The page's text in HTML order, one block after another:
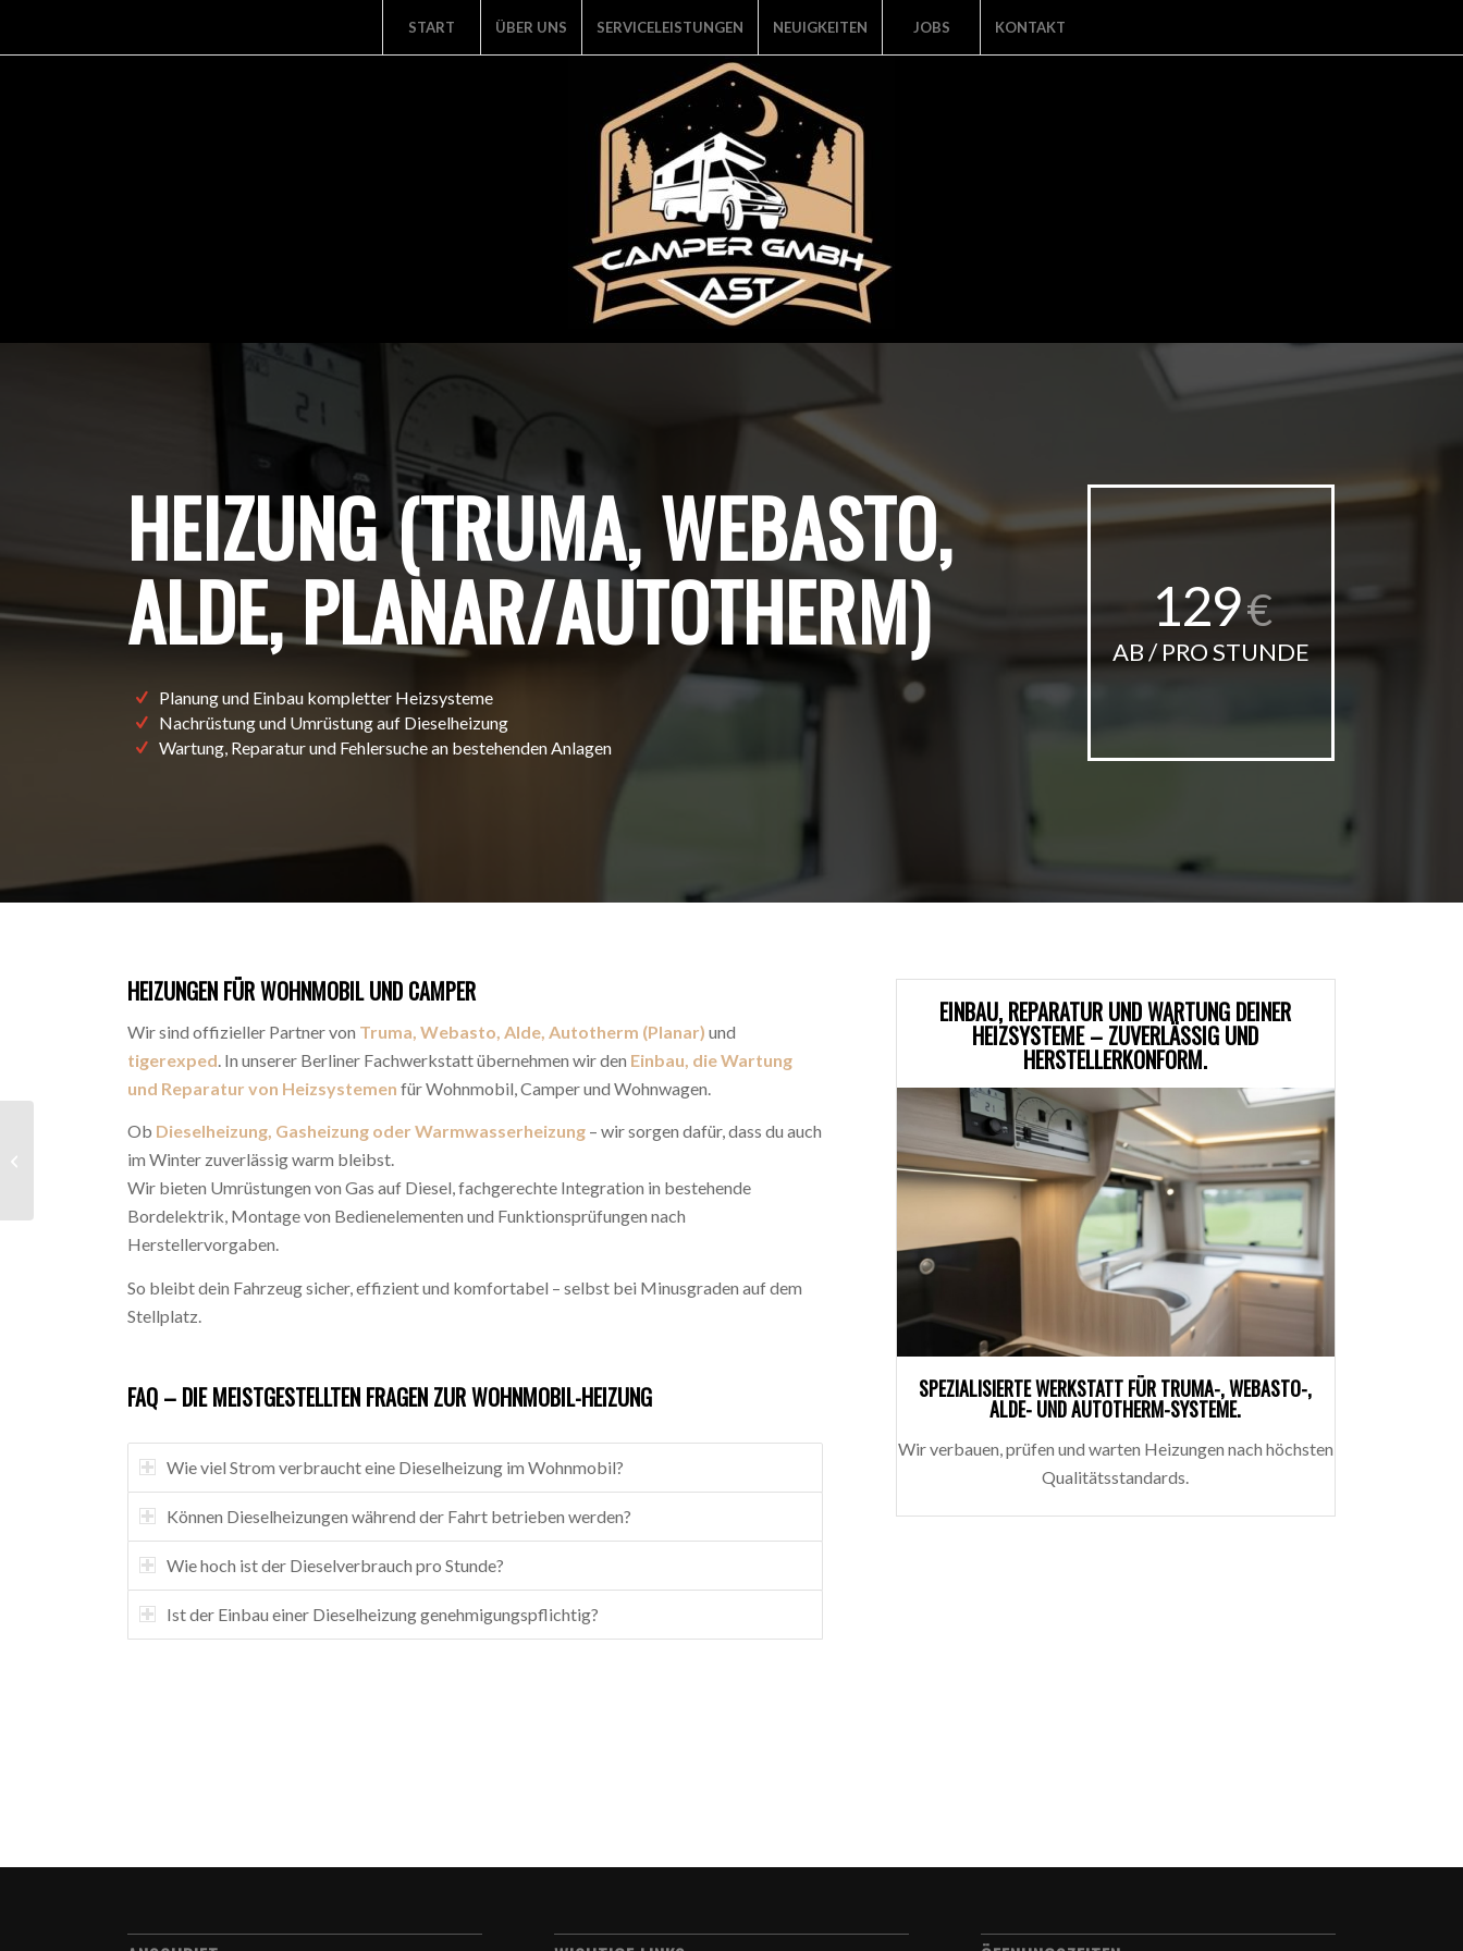
START ÜBER UNS SERVICELEISTUNGEN NEUIGKEITEN JOBS KONTAKT
HEIZUNG (TRUMA, WEBASTO,
ALDE, PLANAR/AUTOTHERM)
Planung und Einbau kompletter Heizsysteme
Nachrüstung und Umrüstung auf Dieselheizung
Wartung, Reparatur und Fehlersuche an bestehenden Anlagen
129€
AB / PRO STUNDE
HEIZUNGEN FÜR WOHNMOBIL UND CAMPER
Wir sind offizieller Partner von Truma, Webasto, Alde, Autotherm (Planar) und
tigerexped . In unserer Berliner Fachwerkstatt übernehmen wir den Einbau, die Wartung
und Reparatur von Heizsystemen für Wohnmobil, Camper und Wohnwagen.
Ob Dieselheizung, Gasheizung oder Warmwasserheizung – wir sorgen dafür, dass du auch
im Winter zuverlässig warm bleibst.
Wir bieten Umrüstungen von Gas auf Diesel, fachgerechte Integration in bestehende
Bordelektrik, Montage von Bedienelementen und Funktionsprüfungen nach
Herstellervorgaben.
So bleibt dein Fahrzeug sicher, effizient und komfortabel – selbst bei Minusgraden auf dem
Stellplatz.
FAQ – DIE MEISTGESTELLTEN FRAGEN ZUR WOHNMOBIL-HEIZUNG
Wie viel Strom verbraucht eine Dieselheizung im Wohnmobil?
Können Dieselheizungen während der Fahrt betrieben werden?
Wie hoch ist der Dieselverbrauch pro Stunde?
Ist der Einbau einer Dieselheizung genehmigungspflichtig?
EINBAU, REPARATUR UND WARTUNG DEINER
HEIZSYSTEME – ZUVERLÄSSIG UND
HERSTELLERKONFORM.
SPEZIALISIERTE WERKSTATT FÜR TRUMA-, WEBASTO-,
ALDE- UND AUTOTHERM-SYSTEME.
Wir verbauen, prüfen und warten Heizungen nach höchsten
Qualitätsstandards.
UND MULTIMEDIA